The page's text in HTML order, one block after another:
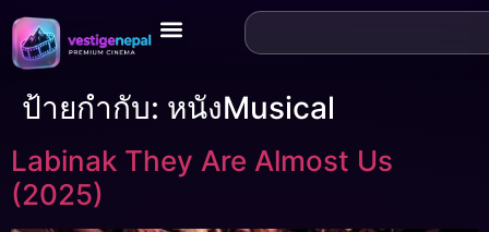
ป้ายกำกับ: หนังMusical
Labinak They Are Almost Us
(2025)